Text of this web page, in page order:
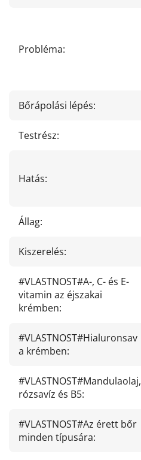
Probléma:
Bőrápolási lépés:
Testrész:
Hatás:
Állag:
Kiszerelés:
#VLASTNOST#A-, C- és E-
vitamin az éjszakai
krémben:
#VLASTNOST#Hialuronsav
a krémben:
#VLASTNOST#Mandulaolaj,
rózsavíz és B5:
#VLASTNOST#Az érett bőr
minden típusára: